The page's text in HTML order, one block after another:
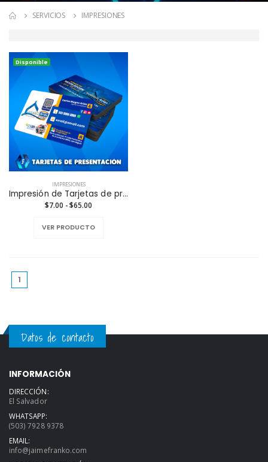
SERVICIOS IMPRESIONES
Disponible
IMPRESIONES
Impresión de Tarjetas de presentación
$7.00 - $65.00
VER PRODUCTO
1(current)
Datos de contacto
INFORMACIÓN
DIRECCIÓN:
El Salvador
WHATSAPP:
(503) 7928 9378
EMAIL:
info@jaimefranko.com